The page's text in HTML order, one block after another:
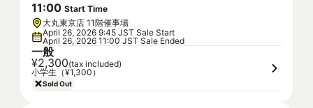
11:00 Start Time
大丸東京店 11階催事場
April 26, 2026 9:45 JST Sale Start
April 26, 2026 11:00 JST Sale Ended
一般
¥2,300(tax included)
小学生（¥1,300）
Sold Out